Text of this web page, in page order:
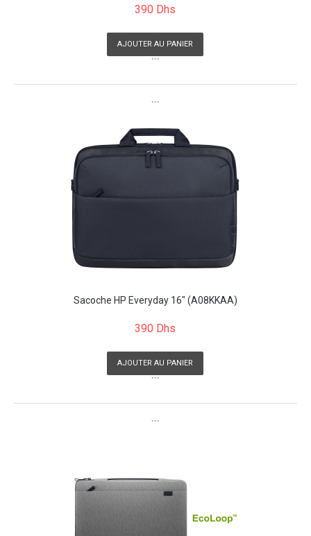
390 Dhs
AJOUTER AU PANIER
```
```
Sacoche HP Everyday 16" (A08KKAA)
390 Dhs
AJOUTER AU PANIER
```
```